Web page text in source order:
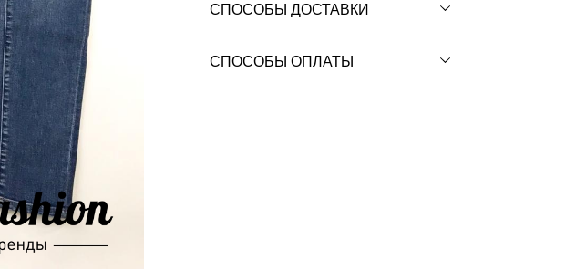
СПОСОБЫ ДОСТАВКИ
СПОСОБЫ ОПЛАТЫ